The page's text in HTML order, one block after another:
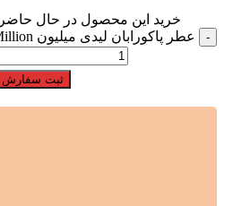
خرید این محصول در حال
عطر پاکورابان لیدی میلیون Paco Rabanne Lady Million عدد
ثبت سفارش